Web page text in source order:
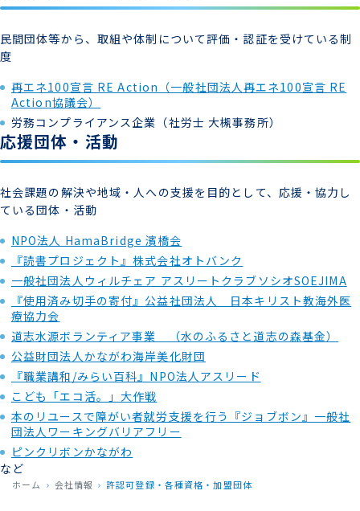
民間団体等から、取組や体制について評価・認証を受けている制
度
再エネ100宣言 RE Action（一般社団法人再エネ100宣言 RE
Action協議会）
労務コンプライアンス企業（社労士 大槻事務所）
応援団体・活動
社会課題の解決や地域・人への支援を目的として、応援・協力し
ている団体・活動
NPO法人 HamaBridge 濱橋会
『読書プロジェクト』株式会社オトバンク
一般社団法人ウィルチェア アスリートクラブソシオSOEJIMA
『使用済み切手の寄付』公益社団法人 日本キリスト教海外医
療協力会
道志水源ボランティア事業 （水のふるさと道志の森基金）
公益財団法人かながわ海岸美化財団
『職業講和/みらい百科』NPO法人アスリード
こども「エコ活。」大作戦
本のリユースで障がい者就労支援を行う『ジョブボン』一般社
団法人ワーキングバリアフリー
ピンクリボンかながわ
など
ホーム 会社情報 許認可登録・各種資格・加盟団体